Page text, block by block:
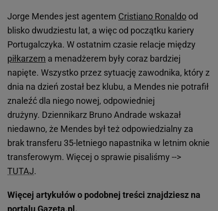
Jorge Mendes jest agentem Cristiano Ronaldo od
blisko dwudziestu lat, a więc od początku kariery
Portugalczyka. W ostatnim czasie relacje między
piłkarzem a menadżerem były coraz bardziej
napięte. Wszystko przez sytuację zawodnika, który z
dnia na dzień został bez klubu, a Mendes nie potrafił
znaleźć dla niego nowej, odpowiedniej
drużyny. Dziennikarz Bruno Andrade wskazał
niedawno, że Mendes był też odpowiedzialny za
brak transferu 35-letniego napastnika w letnim oknie
transferowym. Więcej o sprawie pisaliśmy -->
TUTAJ.
Więcej artykułów o podobnej treści znajdziesz na
portalu Gazeta.pl .